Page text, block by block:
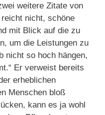
weitere Zitate von
nicht, schöne
mit Blick auf die zu
um die Leistungen zu
nicht so hoch hängen,
Er verweist bereits
erheblichen
Menschen bloß
kann es ja wohl